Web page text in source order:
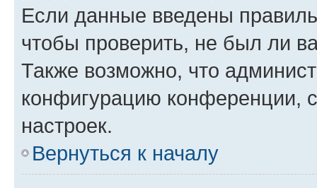
Если данные введены
чтобы проверить, не был ли
Также возможно, что
конфигурацию конференции,
настроек.
Вернуться к началу